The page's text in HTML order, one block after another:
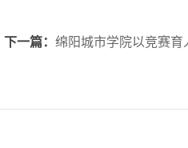
下一篇： 绵阳城市学院以竞赛